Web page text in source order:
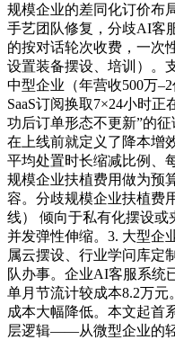
规模企业的差同化订价布
手艺团队修复，分歧AI
的按对话轮次收费，一次
设置装备摆设、培训）。
中型企业（年营收500万
SaaS订阅换取7×24小时
功后订单形态不更新”的
在上线前就定义了降本增
平均处置时长缩减比例、
规模企业扶植费用做为预
容。分歧规模企业扶植费
线） 倾向于私有化摆设或
并发弹性伸缩。3. 大型企
属云摆设、行业学问库定
队办事。企业AI客服系统
单月节流计较成本8.2万
成本大幅降低。本文起首
层逻辑——从微型企业的